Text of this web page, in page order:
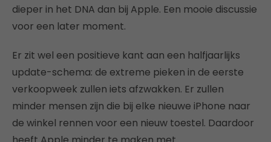
dieper in het DNA dan bij Apple. Een mooie discussie
voor een later moment.
Er zit wel een positieve kant aan een halfjaarlijks
update-schema: de extreme pieken in de eerste
verkoopweek zullen iets afzwakken. Er zullen
minder mensen zijn die bij elke nieuwe iPhone naar
de winkel rennen voor een nieuw toestel. Daardoor